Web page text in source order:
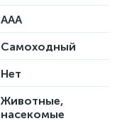
AAA
Самоходный
Нет
Животные,
насекомые